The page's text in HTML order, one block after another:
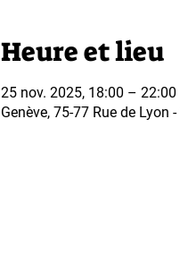
Heure et lieu
25 nov. 2025, 18:00 – 22:00
Genève, 75-77 Rue de Lyon